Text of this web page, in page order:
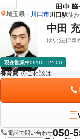
田中
埼玉県 川口市川口駅徒
中田
ゆい法律事
現在営業中09:00 - 24:00
養育費 のご相談は
電話で問い合わせ050-